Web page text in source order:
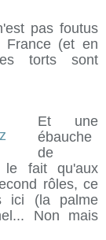
pas foutus
(et en
torts sont
Et une
ébauche
de
le fait qu'aux
rôles, ce
ici (la palme
Non mais